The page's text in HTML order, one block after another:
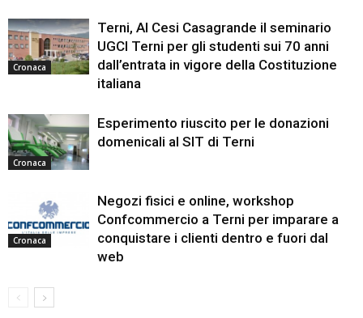
Cronaca
Terni, Al Cesi Casagrande il seminario
UGCI Terni per gli studenti sui 70 anni
dall’entrata in vigore della Costituzione
italiana
Cronaca
Esperimento riuscito per le donazioni
domenicali al SIT di Terni
Cronaca
Negozi fisici e online, workshop
Confcommercio a Terni per imparare a
conquistare i clienti dentro e fuori dal
web